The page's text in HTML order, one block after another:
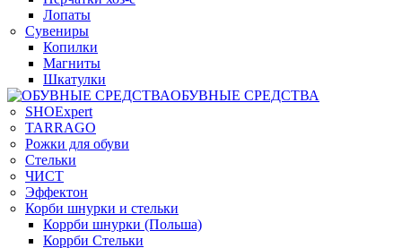
Лопаты
Сувениры
Копилки
Магниты
Шкатулки
ОБУВНЫЕ СРЕДСТВА
SHOExpert
TARRAGO
Рожки для обуви
Стельки
ЧИСТ
Эффектон
Корби шнурки и стельки
Коррби шнурки (Польша)
Коррби Стельки